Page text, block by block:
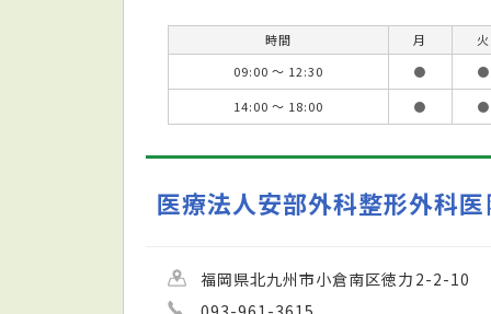
時間 月
火
09:00 ～ 12:30
●
●
14:00 ～ 18:00
● ●
医療法人安部外科整形外科
福岡県北九州市小倉南区徳力2-2-10